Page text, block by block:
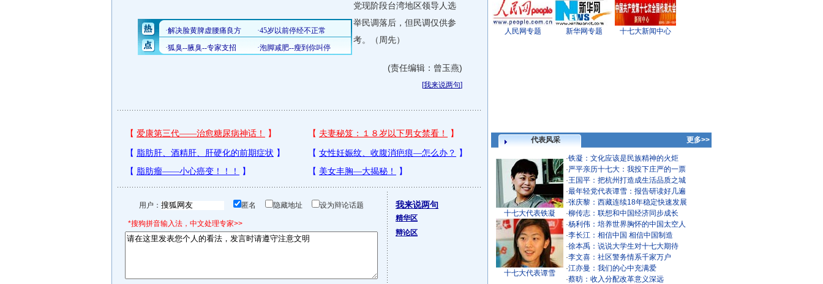
党现阶段台湾地区领导人选
举民调落后，但民调仅供参
考。（周先）
(责任编辑：曾玉燕)
[我来说两句]
用户： 匿名 隐藏地址 设为辩论话题
*搜狗拼音输入法，中文处理专家>>
我来说两句
精华区
辩论区
人民网专题 新华网专题 十七大新闻中心
代表风采 更多>>
十七大代表铁凝
十七大代表谭雪
·铁凝：文化应该是民族精神的火炬
·严平亲历十七大：我投下庄严的一票
·王国平：把杭州打造成生活品质之城
·最年轻党代表谭雪：报告研读好几遍
·张庆黎：西藏连续18年稳定快速发展
·柳传志：联想和中国经济同步成长
·杨利伟：培养世界胸怀的中国太空人
·李长江：相信中国 相信中国制造
·徐本禹：说说大学生对十七大期待
·李文喜：社区警务情系千家万户
·江亦曼：我们的心中充满爱
·蔡昉：收入分配改革意义深远